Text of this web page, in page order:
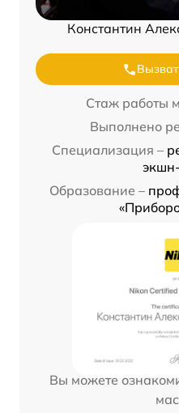
Константин
Стаж работы
Выполнено
Специализация –
Образование –
Вы можете